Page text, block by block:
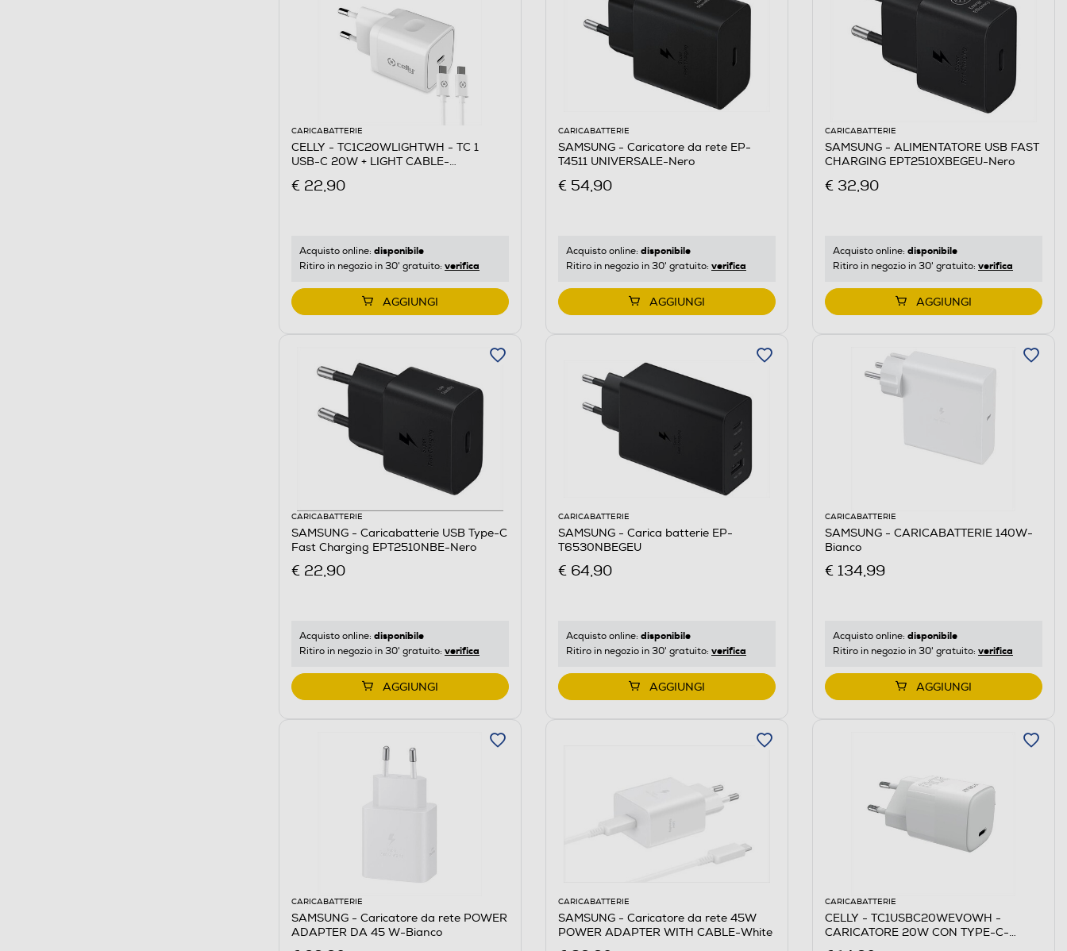
CARICABATTERIE
CELLY - TC1C20WLIGHTWH - TC 1
USB-C 20W + LIGHT CABLE-
€ 22,90
Acquisto online: disponibile
Ritiro in negozio in 30' gratuito: verifica
AGGIUNGI
CARICABATTERIE
SAMSUNG - Caricatore da rete EP-
T4511 UNIVERSALE-Nero
€ 54,90
Acquisto online: disponibile
Ritiro in negozio in 30' gratuito: verifica
AGGIUNGI
CARICABATTERIE
SAMSUNG - ALIMENTATORE USB FAST
CHARGING EPT2510XBEGEU-Nero
€ 32,90
Acquisto online: disponibile
Ritiro in negozio in 30' gratuito: verifica
AGGIUNGI
CARICABATTERIE
SAMSUNG - Caricabatterie USB Type-C
Fast Charging EPT2510NBE-Nero
€ 22,90
Acquisto online: disponibile
Ritiro in negozio in 30' gratuito: verifica
AGGIUNGI
CARICABATTERIE
SAMSUNG - Carica batterie EP-
T6530NBEGEU
€ 64,90
Acquisto online: disponibile
Ritiro in negozio in 30' gratuito: verifica
AGGIUNGI
CARICABATTERIE
SAMSUNG - CARICABATTERIE 140W-
Bianco
€ 134,99
Acquisto online: disponibile
Ritiro in negozio in 30' gratuito: verifica
AGGIUNGI
CARICABATTERIE
SAMSUNG - Caricatore da rete POWER
ADAPTER DA 45 W-Bianco
CARICABATTERIE
SAMSUNG - Caricatore da rete 45W
POWER ADAPTER WITH CABLE-White
CARICABATTERIE
CELLY - TC1USBC20WEVOWH -
CARICATORE 20W CON TYPE-C-